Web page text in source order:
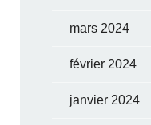
mars 2024
février 2024
janvier 2024